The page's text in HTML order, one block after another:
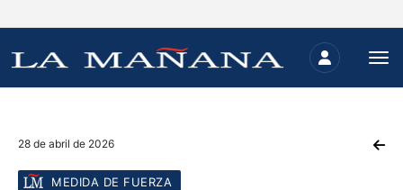
28 de abril de 2026
MEDIDA DE FUERZA